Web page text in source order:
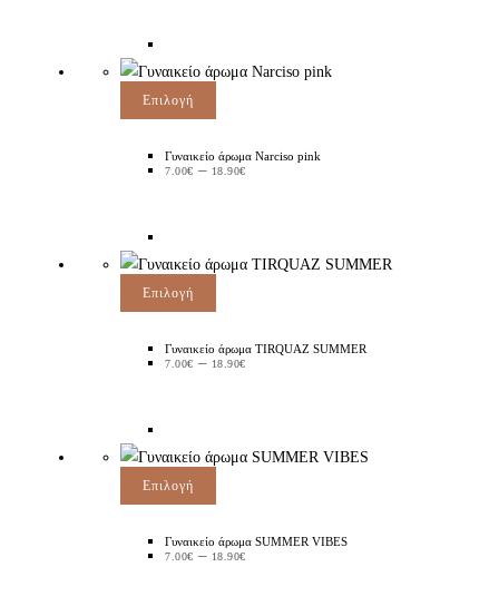
Επιλογή
Γυναικείο άρωμα Narciso pink
7.00€ – 18.90€
Επιλογή
Γυναικείο άρωμα TIRQUAZ SUMMER
7.00€ – 18.90€
Επιλογή
Γυναικείο άρωμα SUMMER VIBES
7.00€ – 18.90€